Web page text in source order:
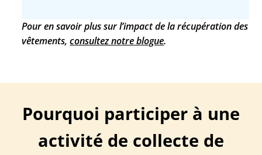
Pour en savoir plus sur l’impact de la récupération des
vêtements,consultez notre blogue.
Pourquoi participer à une
activité de collecte de